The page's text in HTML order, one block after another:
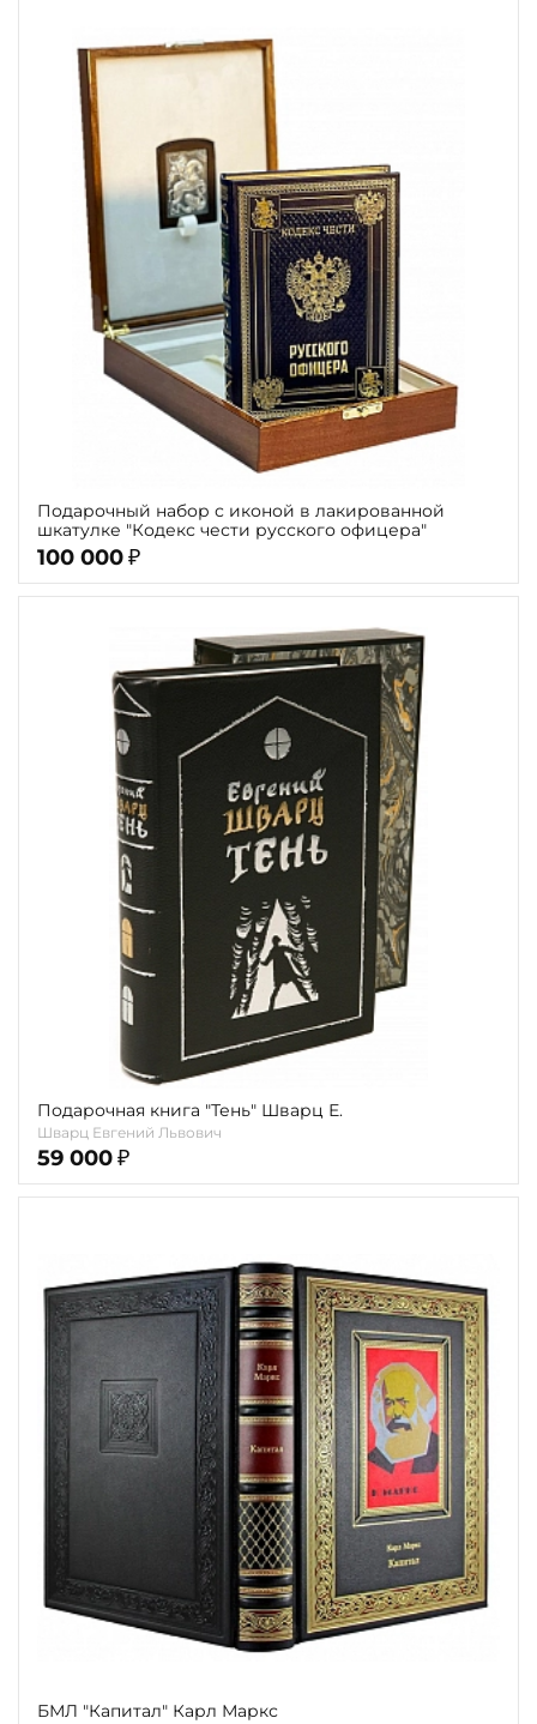
Подарочный набор с иконой в лакированной
шкатулке "Кодекс чести русского офицера"
100 000 ₽
Подарочная книга "Тень" Шварц Е.
Шварц Евгений Львович
59 000 ₽
БМЛ "Капитал" Карл Маркс